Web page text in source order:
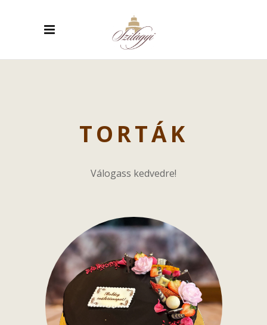
TORTÁK
Válogass kedvedre!